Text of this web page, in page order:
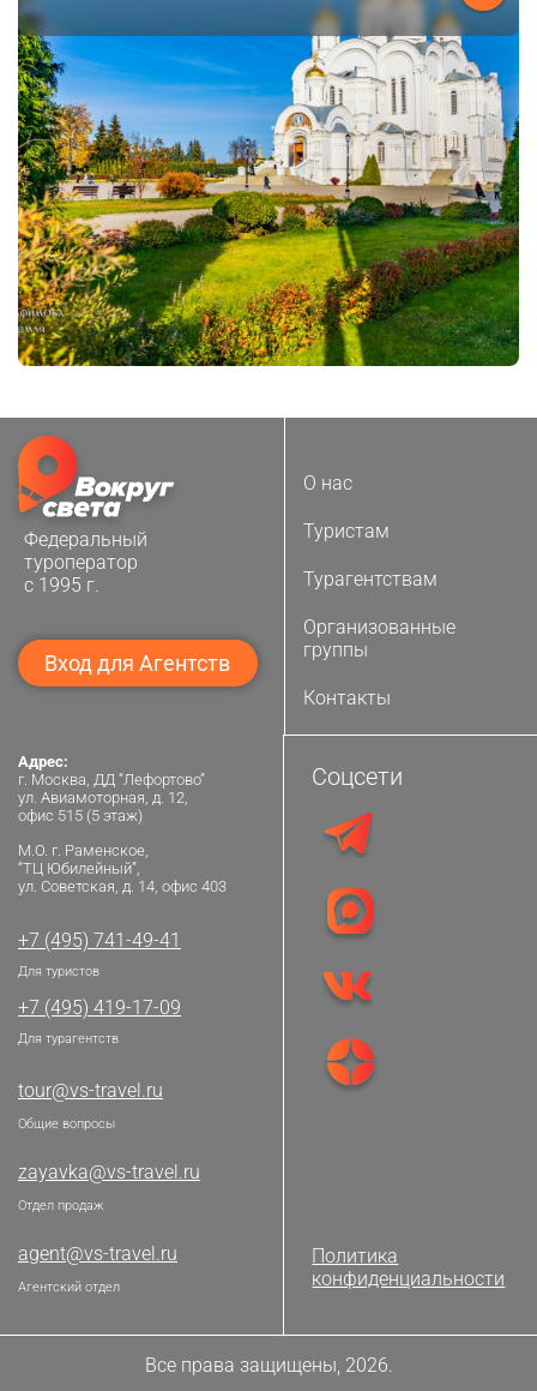
Федеральный
туроператор
с 1995 г.
Вход для Агентств
О нас
Туристам
Турагентствам
Организованные
группы
Контакты
Адрес:
г. Москва, ДД “Лефортово”
ул. Авиамоторная, д. 12,
офис 515 (5 этаж)
М.О. г. Раменское,
“ТЦ Юбилейный”,
ул. Советская, д. 14, офис 403
+7 (495) 741-49-41
Для туристов
+7 (495) 419-17-09
Для турагентств
tour@vs-travel.ru
Общие вопросы
zayavka@vs-travel.ru
Отдел продаж
agent@vs-travel.ru
Агентский отдел
Соцсети
Политика
конфиденциальности
Все права защищены, 2026.